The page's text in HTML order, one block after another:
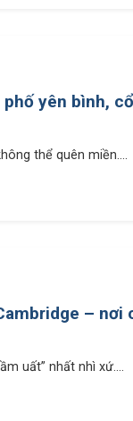
yên bình,
thể quên miền....
– nơi
uất” nhất nhì xứ....